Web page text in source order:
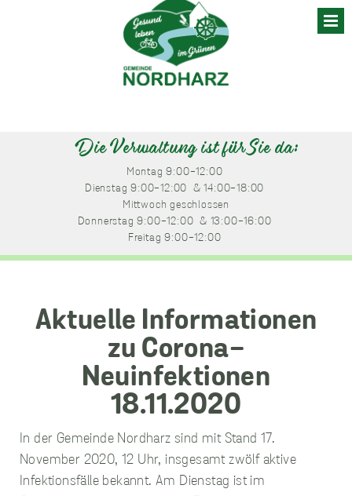
Die Verwaltung ist für Sie da:
Montag 9:00-12:00
Dienstag 9:00-12:00 & 14:00-18:00
Mittwoch geschlossen
Donnerstag 9:00-12:00 & 13:00-16:00
Freitag 9:00-12:00
In der Gemeinde Nordharz sind mit Stand 17.
November 2020, 12 Uhr, insgesamt zwölf aktive
Infektionsfälle bekannt. Am Dienstag ist im
Cookies
Diese Cookies
sind
unverzichtbar,